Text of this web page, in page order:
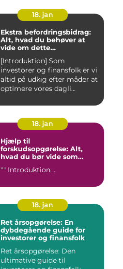
18. jan
Ekstra befordringsbidrag:
Alt, hvad du behøver at
vide om dette
investorer og finansfolk
[Introduktion] Som
investorer og finansfolk er vi
altid på udkig efter måder at
optimere vores dagli...
18. jan
Hjælp til
forskudsopgørelse: Alt,
hvad du bør vide som
"" Introduktion ...
18. jan
Ret årsopgørelse: En
dybdegående guide for
investorer og finansfolk
Ret årsopgørelse: Den
ultimative guide til